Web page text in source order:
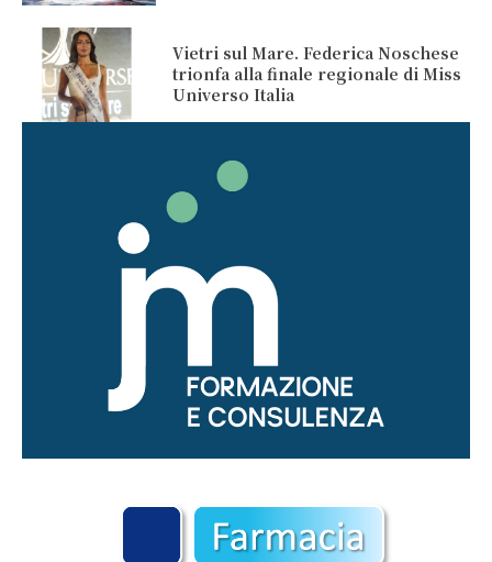
Vietri sul Mare. Federica Noschese
trionfa alla finale regionale di Miss
Universo Italia